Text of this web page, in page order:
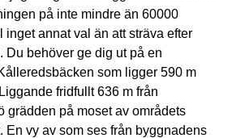
på inte mindre än 60000
inget annat val än att sträva efter
Du behöver ge dig ut på en
som ligger 590 m
fridfullt 636 m från
grädden på moset av områdets
En vy av som ses från byggnadens